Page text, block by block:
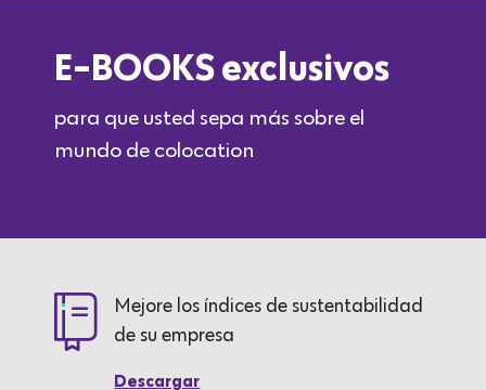
E-BOOKS exclusivos
para que usted sepa más sobre el
mundo de colocation
Mejore los índices de sustentabilidad
de su empresa
Descargar